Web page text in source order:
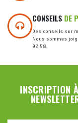
CONSEILS DE
Des conseils sur
Nous sommes
92 58.
INSCRIPTION